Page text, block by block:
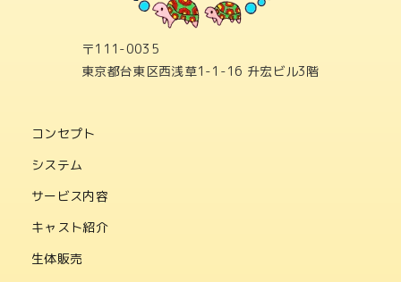
〒111-0035
東京都台東区西浅草1-1-16 升宏ビル3階
コンセプト
システム
サービス内容
キャスト紹介
生体販売